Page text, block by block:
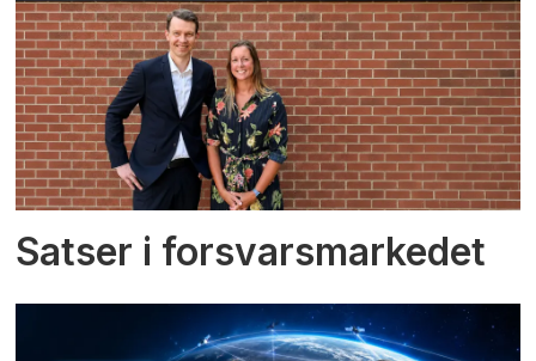
Satser i forsvarsmarkedet